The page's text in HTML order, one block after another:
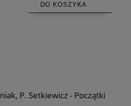
DO KOSZYKA
P. Setkiewicz - Początki